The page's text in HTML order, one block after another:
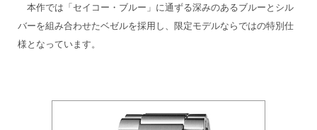
本作では「セイコー・ブルー」に通ずる深みのあるブルーとシル
バーを組み合わせたベゼルを採用し、限定モデルならではの特別仕
様となっています。